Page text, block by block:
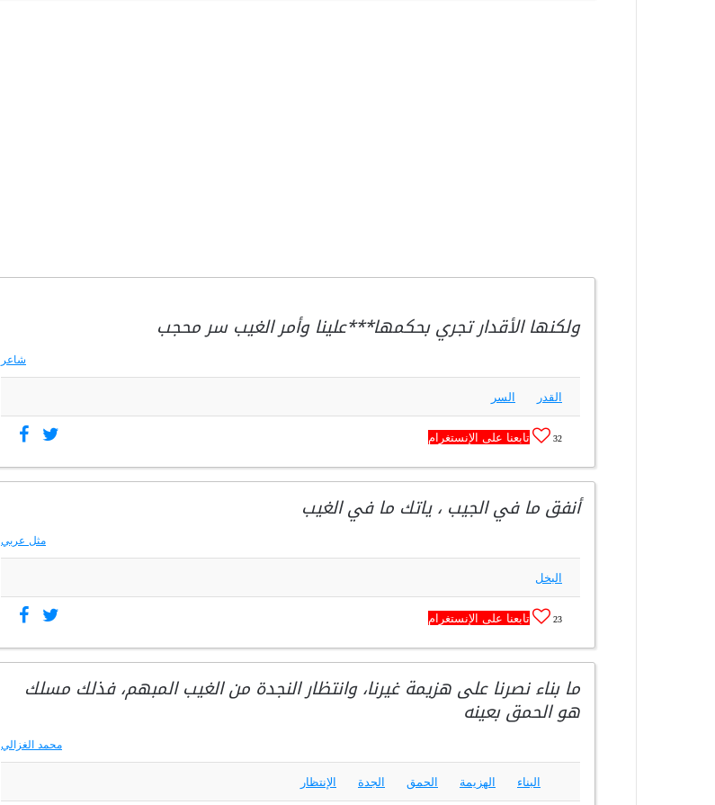
ولكنها الأقدار تجري بحكمها***علينا وأمر الغيب سر محجب
شاعر
القدر السر
32 تابعنا على الإنستغرام
أنفق ما في الجيب ، ياتك ما في الغيب
مثل عربي
البخل
23 تابعنا على الإنستغرام
ما بناء نصرنا على هزيمة غيرنا، وانتظار النجدة من الغيب المبهم، فذلك مسلك
هو الحمق بعينه
محمد الغزالي
البناء الهزيمة الحمق الجدة الإنتظار